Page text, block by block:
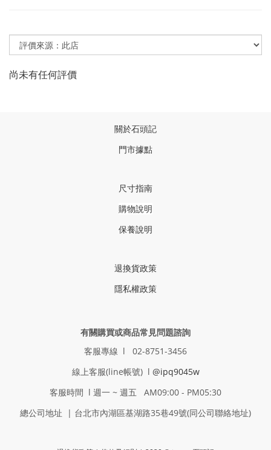
尚未有任何評價
關於石頭記
門市據點
尺寸指南
購物說明
保養說明
退換貨政策
隱私權政策
有關購買或商品常見問題諮詢
客服專線 l 02-8751-3456
線上客服(line帳號) l @ipq9045w
客服時間 l 週一 ~ 週五 AM09:00 - PM05:30
總公司地址 | 台北市內湖區基湖路35巷49號(同公司聯絡地址)